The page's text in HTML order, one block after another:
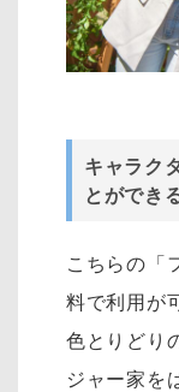
キャラク
とができ
こちらの「
料で利用が
色とりどり
ジャー家を